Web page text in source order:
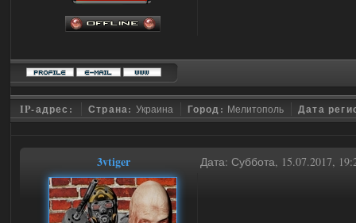
IP-адрес: Страна: Украина Город: Мелитополь Дата
3vtiger Дата: Суббота, 15.07.2017,